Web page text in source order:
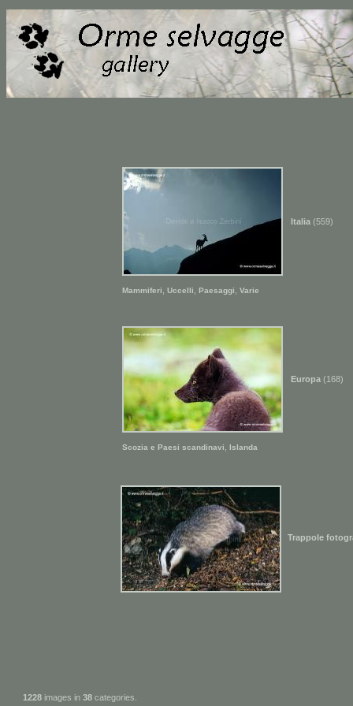
Italia (559)
Mammiferi Uccelli Paesaggi Varie
Europa (168)
Scozia e Paesi scandinavi Islanda
Trappole
1228 images in 38 categories.